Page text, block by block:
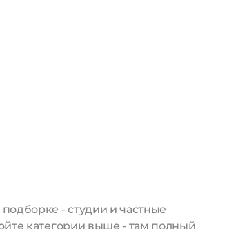
- студии и частные
категории выше - там полный